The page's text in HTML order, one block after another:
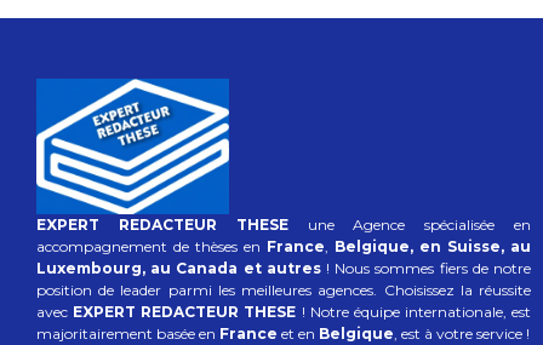
EXPERT REDACTEUR THESEune Agence spécialisée en
accompagnement de thèses en France, Belgique, en Suisse, au
Luxembourg, au Canada et autres! Nous sommes fiers de notre
position de leader parmi les meilleures agences. Choisissez la réussite
avec EXPERT REDACTEUR THESE ! Notre équipe internationale, est
majoritairement basée en France et en Belgique, est à votre service !